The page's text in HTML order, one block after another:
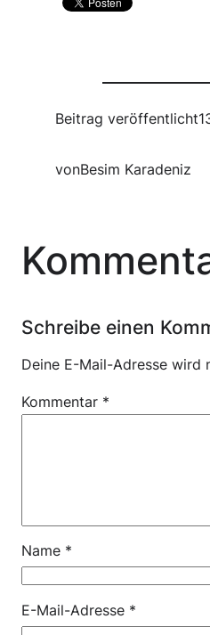
Beitrag veröffentlicht
vonBesim Karadeniz
Schreibe einen
Deine E-Mail-Adresse wird
Kommentar *
Name *
E-Mail-Adresse *